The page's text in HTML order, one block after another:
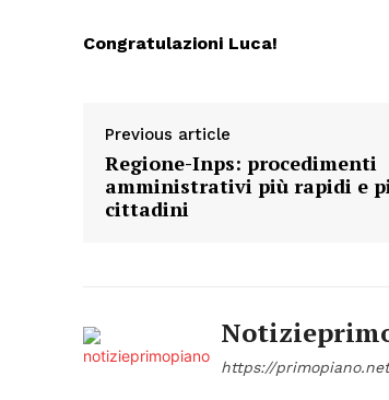
Congratulazioni Luca!
Previous article
Regione-Inps: procedimenti
amministrativi più rapidi e
cittadini
https://